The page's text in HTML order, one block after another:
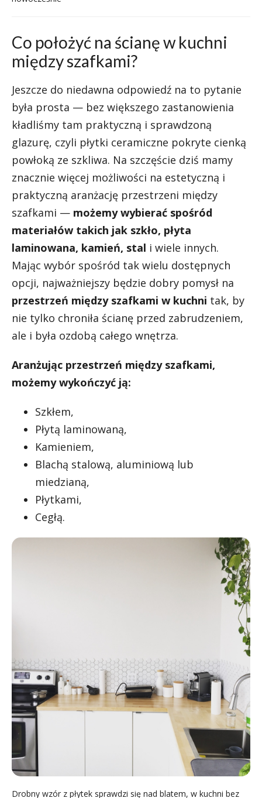
Co położyć na ścianę w kuchni
między szafkami?
Jeszcze do niedawna odpowiedź na to pytanie
była prosta — bez większego zastanowienia
kładliśmy tam praktyczną i sprawdzoną
glazurę, czyli płytki ceramiczne pokryte cienką
powłoką ze szkliwa. Na szczęście dziś mamy
znacznie więcej możliwości na estetyczną i
praktyczną aranżację przestrzeni między
szafkami — możemy wybierać spośród
materiałów takich jak szkło, płyta
laminowana, kamień, stal i wiele innych.
Mając wybór spośród tak wielu dostępnych
opcji, najważniejszy będzie dobry pomysł na
przestrzeń między szafkami w kuchni tak, by
nie tylko chroniła ścianę przed zabrudzeniem,
ale i była ozdobą całego wnętrza.
Aranżując przestrzeń między szafkami,
możemy wykończyć ją:
Szkłem,
Płytą laminowaną,
Kamieniem,
Blachą stalową, aluminiową lub
miedzianą,
Płytkami,
Cegłą.
Drobny wzór z płytek sprawdzi się nad blatem, w kuchni bez